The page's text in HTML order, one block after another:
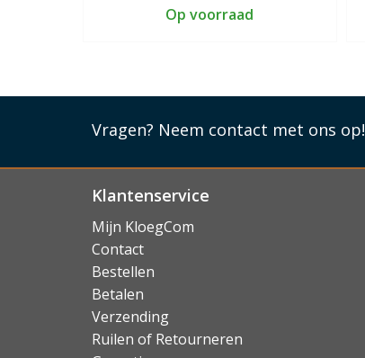
Op voorraad
Vragen? Neem contact met ons op!
Klantenservice
Mijn KloegCom
Contact
Bestellen
Betalen
Verzending
Ruilen of Retourneren